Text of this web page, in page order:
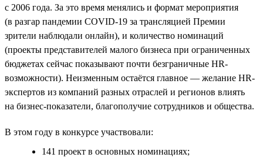
с 2006 года. За это время менялись и формат мероприятия
(в разгар пандемии COVID-19 за трансляцией Премии
зрители наблюдали онлайн), и количество номинаций
(проекты представителей малого бизнеса при ограниченных
бюджетах сейчас показывают почти безграничные HR-
возможности). Неизменным остаётся главное — желание HR-
экспертов из компаний разных отраслей и регионов влиять
на бизнес-показатели, благополучие сотрудников и общества.
В этом году в конкурсе участвовали:
141 проект в основных номинациях;